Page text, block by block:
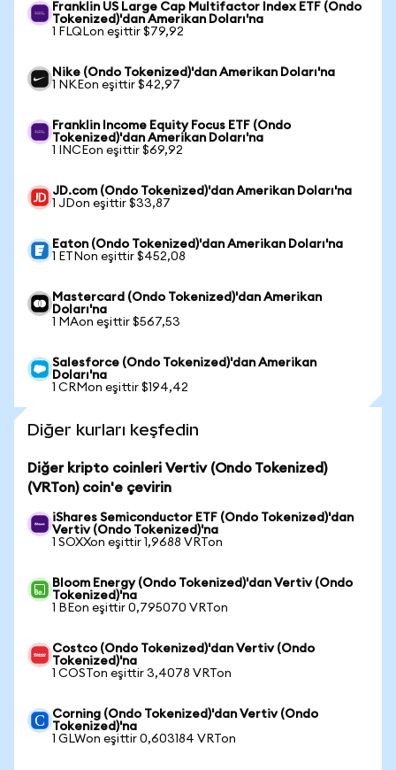
Franklin US Large Cap Multifactor Index ETF (Ondo
Tokenized)'dan Amerikan Doları'na
1 FLQLon eşittir $79,92
Nike (Ondo Tokenized)'dan Amerikan Doları'na
1 NKEon eşittir $42,97
Franklin Income Equity Focus ETF (Ondo
Tokenized)'dan Amerikan Doları'na
1 INCEon eşittir $69,92
JD.com (Ondo Tokenized)'dan Amerikan Doları'na
1 JDon eşittir $33,87
Eaton (Ondo Tokenized)'dan Amerikan Doları'na
1 ETNon eşittir $452,08
Mastercard (Ondo Tokenized)'dan Amerikan
Doları'na
1 MAon eşittir $567,53
Salesforce (Ondo Tokenized)'dan Amerikan
Doları'na
1 CRMon eşittir $194,42
Diğer kurları keşfedin
Diğer kripto coinleri Vertiv (Ondo Tokenized)
(VRTon) coin'e çevirin
iShares Semiconductor ETF (Ondo Tokenized)'dan
Vertiv (Ondo Tokenized)'na
1 SOXXon eşittir 1,9688 VRTon
Bloom Energy (Ondo Tokenized)'dan Vertiv (Ondo
Tokenized)'na
1 BEon eşittir 0,795070 VRTon
Costco (Ondo Tokenized)'dan Vertiv (Ondo
Tokenized)'na
1 COSTon eşittir 3,4078 VRTon
Corning (Ondo Tokenized)'dan Vertiv (Ondo
Tokenized)'na
1 GLWon eşittir 0,603184 VRTon